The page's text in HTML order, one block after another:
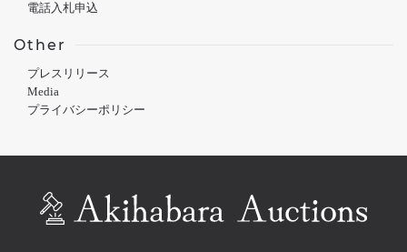
電話入札申込
Other
プレスリリース
Media
プライバシーポリシー